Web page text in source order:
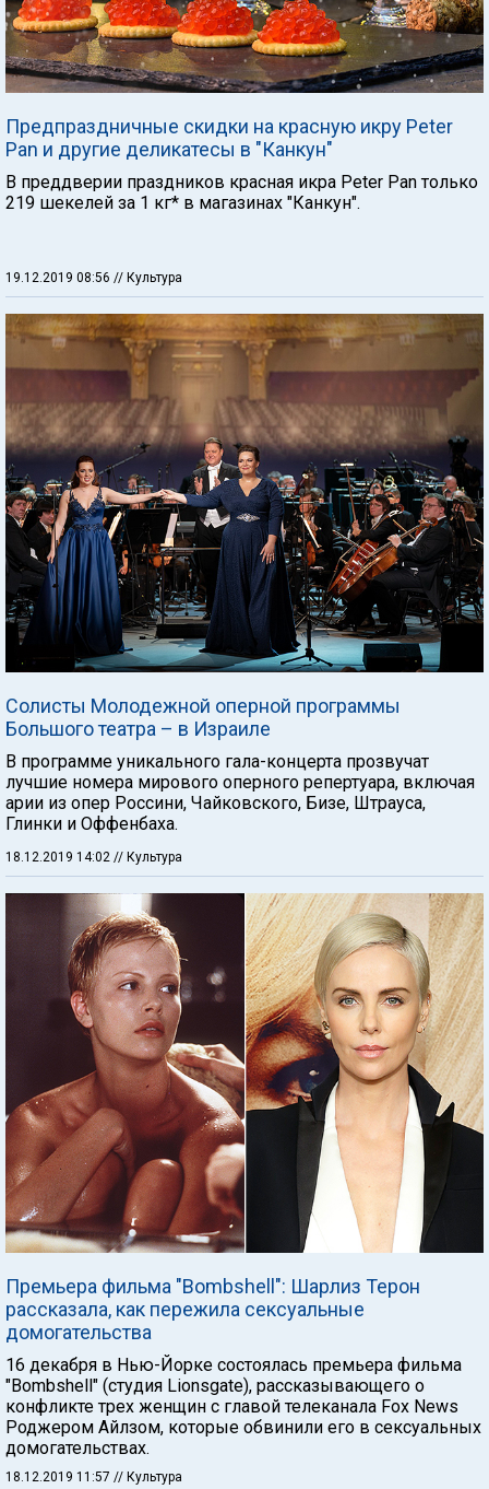
Предпраздничные скидки на красную икру Peter
Pan и другие деликатесы в "Канкун"
В преддверии праздников красная икра Peter Pan только
219 шекелей за 1 кг* в магазинах "Канкун".
19.12.2019 08:56 // Культура
Солисты Молодежной оперной программы
Большого театра – в Израиле
В программе уникального гала-концерта прозвучат
лучшие номера мирового оперного репертуара, включая
арии из опер Россини, Чайковского, Бизе, Штрауса,
Глинки и Оффенбаха.
18.12.2019 14:02 // Культура
Премьера фильма "Bombshell": Шарлиз Терон
рассказала, как пережила сексуальные
домогательства
16 декабря в Нью-Йорке состоялась премьера фильма
"Bombshell" (студия Lionsgate), рассказывающего о
конфликте трех женщин с главой телеканала Fox News
Роджером Айлзом, которые обвинили его в сексуальных
домогательствах.
18.12.2019 11:57 // Культура